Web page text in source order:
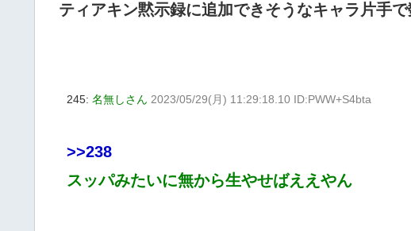
ティアキン黙示録に追加できそうなキャラ片手
245: 名無しさん 2023/05/29(月) 11:29:18.10 ID:PWW+S4bta
>>238
スッパみたいに無から生やせばええやん